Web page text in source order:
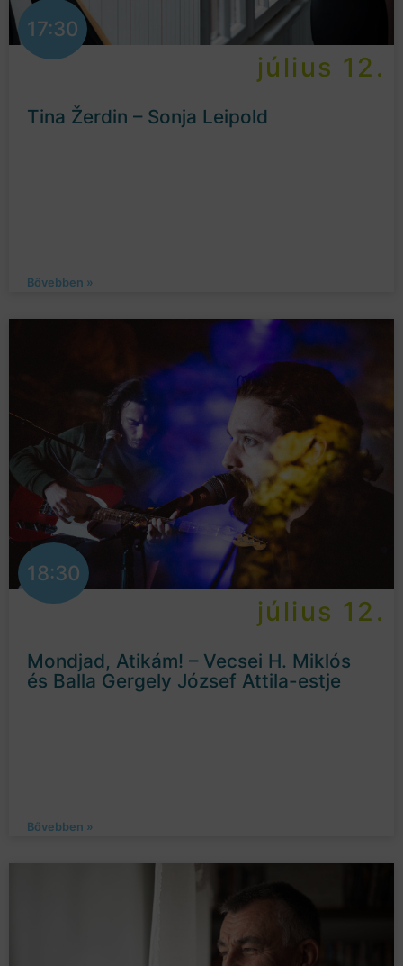
17:30
július 12.
Tina Žerdin – Sonja Leipold
Bővebben »
18:30
július 12.
Mondjad, Atikám! – Vecsei H. Miklós
és Balla Gergely József Attila-estje
Bővebben »